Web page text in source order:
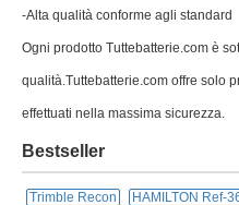
-Alta qualità conforme agli standard
Ogni prodotto Tuttebatterie.com è
qualità.Tuttebatterie.com offre solo
effettuati nella massima sicurezza.
Bestseller
Trimble Recon HAMILTON Ref-